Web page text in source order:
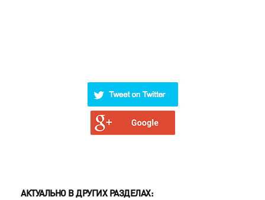
АКТУАЛЬНО В ДРУГИХ РАЗДЕЛАХ: